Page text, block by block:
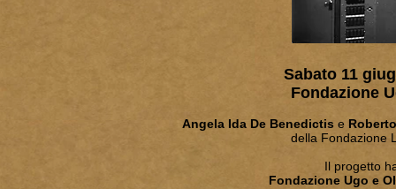
Sabato 11
Fondazione
Angela Ida De Benedictis e
della Fondazione
Il progetto
Fondazione Ugo e